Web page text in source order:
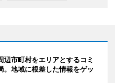
辺市町村をエリアとするコミ
。地域に根差した情報をゲッ